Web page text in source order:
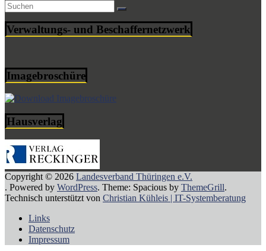
Verwaltungs- und Beschaffernetzwerk
Imagebroschüre
Hausverlag
Copyright © 2026 Landesverband Thüringen e.V.
. Powered by WordPress. Theme: Spacious by ThemeGrill.
Technisch unterstützt von Christian Kühleis | IT-Systemberatung
Links
Datenschutz
Impressum